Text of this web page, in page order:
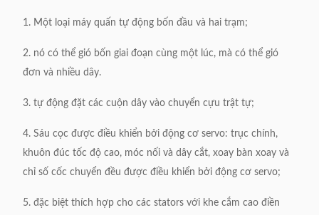
1. Một loại máy quấn tự động bốn đầu và hai trạm;
2. nó có thể gió bốn giai đoạn cùng một lúc, mà có thể gió
đơn và nhiều dây.
3. tự động đặt các cuộn dây vào chuyển cựu trật tự;
4. Sáu cọc được điều khiển bởi động cơ servo: trục chính,
khuôn đúc tốc độ cao, móc nối và dây cắt, xoay bàn xoay và
chỉ số cốc chuyển đều được điều khiển bởi động cơ servo;
5. đặc biệt thích hợp cho các stators với khe cắm cao điền